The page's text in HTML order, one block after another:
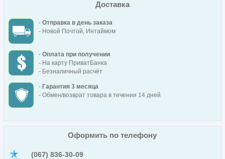
Доставка
- Отправка в день заказа
- Новой Почтой, Интаймом
- Оплата при получении
- На карту ПриватБанка
- Безналичный расчёт
- Гарантия 3 месяца
- Обмен/возврат товара в течении 14 дней
Оформить по телефону
(067) 836-30-09